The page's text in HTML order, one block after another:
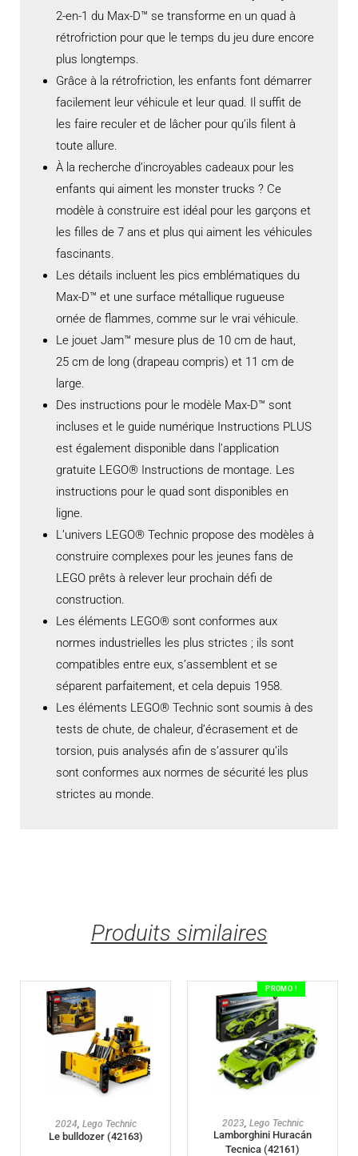
2-en-1 du Max-D™ se transforme en un quad à
rétrofriction pour que le temps du jeu dure encore
plus longtemps.
Grâce à la rétrofriction, les enfants font démarrer
facilement leur véhicule et leur quad. Il suffit de
les faire reculer et de lâcher pour qu’ils filent à
toute allure.
À la recherche d’incroyables cadeaux pour les
enfants qui aiment les monster trucks ? Ce
modèle à construire est idéal pour les garçons et
les filles de 7 ans et plus qui aiment les véhicules
fascinants.
Les détails incluent les pics emblématiques du
Max-D™ et une surface métallique rugueuse
ornée de flammes, comme sur le vrai véhicule.
Le jouet Jam™ mesure plus de 10 cm de haut,
25 cm de long (drapeau compris) et 11 cm de
large.
Des instructions pour le modèle Max-D™ sont
incluses et le guide numérique Instructions PLUS
est également disponible dans l’application
gratuite LEGO® Instructions de montage. Les
instructions pour le quad sont disponibles en
ligne.
L’univers LEGO® Technic propose des modèles à
construire complexes pour les jeunes fans de
LEGO prêts à relever leur prochain défi de
construction.
Les éléments LEGO® sont conformes aux
normes industrielles les plus strictes ; ils sont
compatibles entre eux, s’assemblent et se
séparent parfaitement, et cela depuis 1958.
Les éléments LEGO® Technic sont soumis à des
tests de chute, de chaleur, d’écrasement et de
torsion, puis analysés afin de s’assurer qu’ils
sont conformes aux normes de sécurité les plus
strictes au monde.
Produits similaires
AJOUTER AU PANIER
2024, Lego Technic
Le bulldozer (42163)
PROMO !
2023 Lego Technic
Lamborghini Huracán
Tecnica (42161)